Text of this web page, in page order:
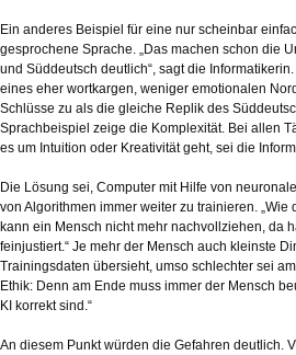
Ein anderes Beispiel für eine nur scheinbar
gesprochene Sprache. „Das machen schon die
und Süddeutsch deutlich“, sagt die
eines eher wortkargen, weniger emotionalen
Schlüsse zu als die gleiche Replik des
Sprachbeispiel zeige die Komplexität. Bei allen
es um Intuition oder Kreativität geht, sei die
Die Lösung sei, Computer mit Hilfe von
von Algorithmen immer weiter zu trainieren. „Wie
kann ein Mensch nicht mehr nachvollziehen, da
feinjustiert.“ Je mehr der Mensch auch kleinste
Trainingsdaten übersieht, umso schlechter sei
Ethik: Denn am Ende muss immer der Mensch
KI korrekt sind.“
An diesem Punkt würden die Gefahren deutlich.